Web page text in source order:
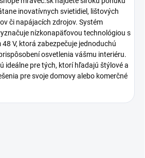
inovatívnych svietidiel, lištových
či napájacích zdrojov. Systém
nízkonapäťovou technológiou s
V, ktorá zabezpečuje jednoduchú
osvetlenia vášmu interiéru.
ideálne pre tých, ktorí hľadajú štýlové a
pre svoje domovy alebo komerčné